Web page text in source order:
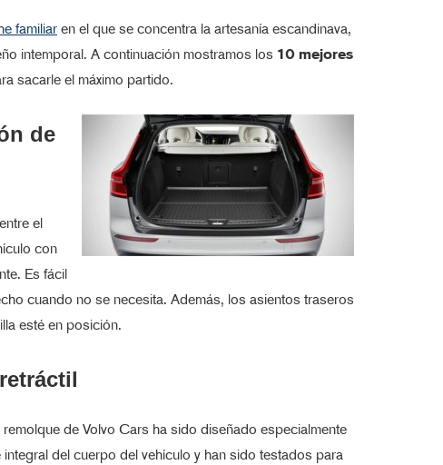
familiar en el que se concentra la artesanía escandinava,
intemporal. A continuación mostramos los 10 mejores
sacarle el máximo partido.
de
el
con
Es fácil
cuando no se necesita. Además, los asientos traseros
esté en posición.
de Volvo Cars ha sido diseñado especialmente
del cuerpo del vehículo y han sido testados para